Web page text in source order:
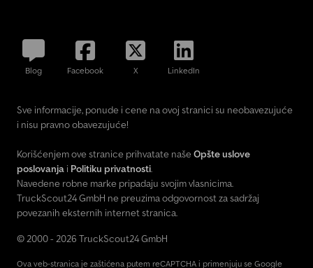
Blog Facebook X LinkedIn
Sve informacije, ponude i cene na ovoj stranici su neobavezujuće
i nisu pravno obavezujuće!
Korišćenjem ove stranice prihvatate naše Opšte uslove
poslovanja i Politiku privatnosti.
Navedene robne marke pripadaju svojim vlasnicima.
TruckScout24 GmbH ne preuzima odgovornost za sadržaj
povezanih eksternih internet stranica.
© 2000 - 2026 TruckScout24 GmbH
Ova veb-stranica je zaštićena putem reCAPTCHA i primenjuju se Google